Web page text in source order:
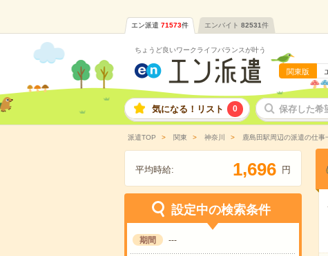
エン派遣 71573件 エンバイト 82531件
ちょうど良いワークライフバランスが叶う
関東版
気になる！リスト 0 保存した希
派遣TOP 関東 神奈川 鹿島田駅周辺の派遣の仕事
平均時給: 1,696 円
設定中の検索条件
期間 ---